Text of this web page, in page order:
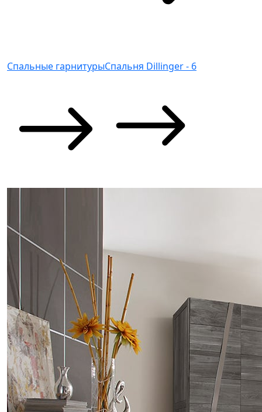
Спальные гарнитурыСпальня Dillinger - 6